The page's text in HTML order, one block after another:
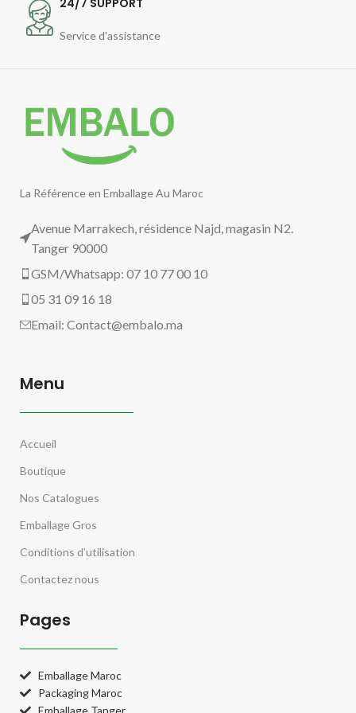
24/7 SUPPORT
Service d'assistance
La Référence en Emballage Au Maroc
Avenue Marrakech, résidence Najd, magasin N2.
Tanger 90000
GSM/Whatsapp: 07 10 77 00 10
05 31 09 16 18
Email:Contact@embalo.ma
Menu
Accueil
Boutique
Nos Catalogues
Emballage Gros
Conditions d’utilisation
Contactez nous
Pages
Emballage Maroc
Packaging Maroc
Emballage Tanger